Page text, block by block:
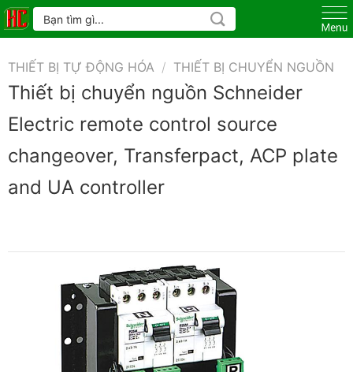
Skip
to
Tìm
kiếm:
THIẾT BỊ TỰ ĐỘNG HÓA / THIẾT BỊ CHUYỂN NGUỒN
Thiết bị chuyển nguồn Schneider
Electric remote control source
changeover, Transferpact, ACP plate
and UA controller